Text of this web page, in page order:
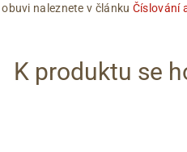
naleznete v článku Číslování
K produktu se